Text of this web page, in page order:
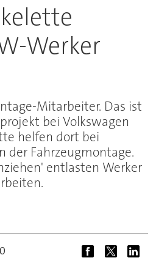
Werker
Mitarbeiter. Das ist
bei Volkswagen
helfen dort bei
der Fahrzeugmontage.
entlasten Werker